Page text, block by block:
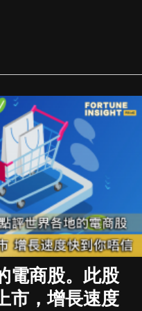
電商股。此股
市，增長速度